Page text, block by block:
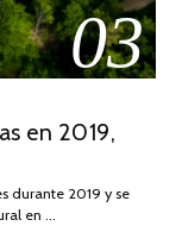
03
en 2019,
durante 2019 y se
en …